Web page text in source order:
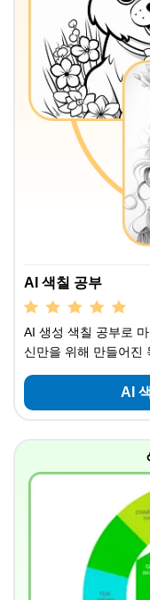
AI 색칠 공부
AI 생성 색칠 공부로
신만을 위해 만들어진
AI